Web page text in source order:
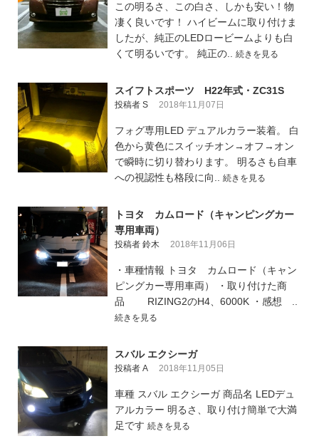
この明るさ、この白さ、しかも安い！物
凄く良いです！ ハイビームに取り付けま
したが、純正のLEDロービームよりも白
くて明るいです。 純正の.. 続きを見る
スイフトスポーツ H22年式・ZC31S
投稿者 S 2018年11月07日
フォグ専用LED デュアルカラー装着。 白
色から黄色にスイッチオン→オフ→オン
で瞬時に切り替わります。 明るさも自車
への視認性も格段に向.. 続きを見る
トヨタ カムロード（キャンピングカー
専用車両）
投稿者 鈴木 2018年11月06日
・車種情報 トヨタ カムロード（キャン
ピングカー専用車両） ・取り付けた商
品 RIZING2のH4、6000K ・感想 ..
続きを見る
スバル エクシーガ
投稿者 A 2018年11月05日
車種 スバル エクシーガ 商品名 LEDデュ
アルカラー 明るさ、取り付け簡単で大満
足です 続きを見る